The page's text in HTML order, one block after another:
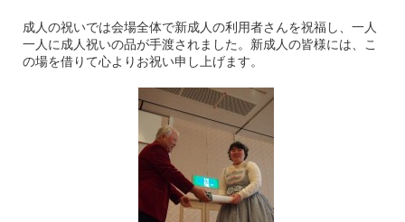
成人の祝いでは会場全体で新成人の利用者さんを祝福し、一人
一人に成人祝いの品が手渡されました。新成人の皆様には、こ
の場を借りて心よりお祝い申し上げます。